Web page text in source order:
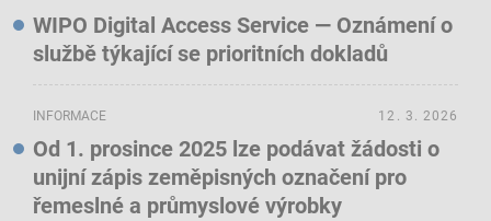
WIPO Digital Access Service — Oznámení o
službě týkající se prioritních dokladů
INFORMACE
Od 1. prosince 2025 lze podávat žádosti o
unijní zápis zeměpisných označení pro
řemeslné a průmyslové výrobky
12. 3. 2026